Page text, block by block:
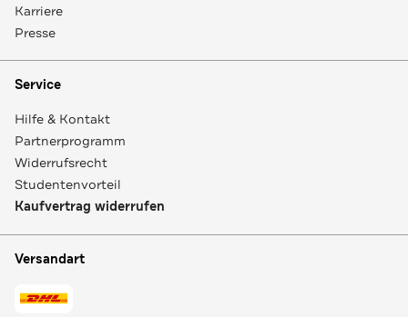
Karriere
Presse
Service
Hilfe & Kontakt
Partnerprogramm
Widerrufsrecht
Studentenvorteil
Kaufvertrag widerrufen
Versandart